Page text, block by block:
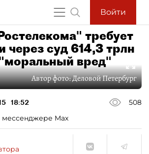
Войти
требует
через суд 614,3 трлн
вред"
Автор фото:Деловой Петербург
18:52
508
мессенджере Max